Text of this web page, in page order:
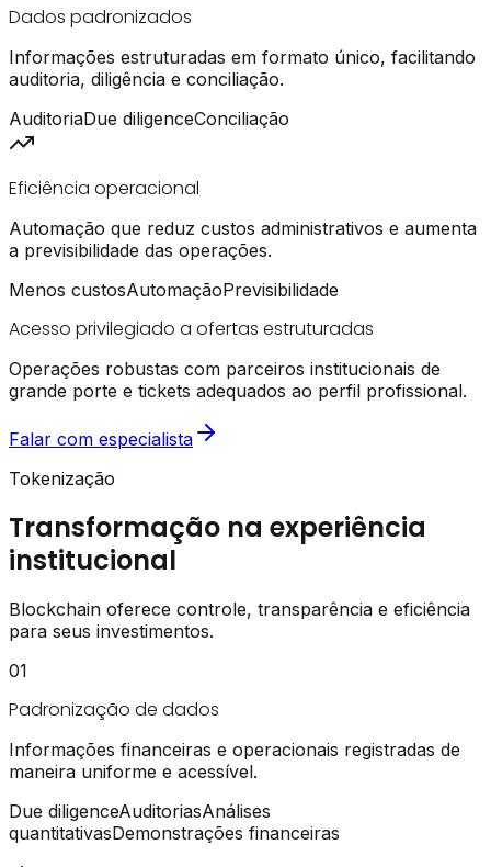
Dados padronizados
Informações estruturadas em formato único, facilitando
auditoria, diligência e conciliação.
AuditoriaDue diligenceConciliação
Eficiência operacional
Automação que reduz custos administrativos e aumenta
a previsibilidade das operações.
Menos custosAutomaçãoPrevisibilidade
Acesso privilegiado a ofertas estruturadas
Operações robustas com parceiros institucionais de
grande porte e tickets adequados ao perfil profissional.
Falar com especialista
Tokenização
Transformação na experiência
institucional
Blockchain oferece controle, transparência e eficiência
para seus investimentos.
01
Padronização de dados
Informações financeiras e operacionais registradas de
maneira uniforme e acessível.
Due diligenceAuditoriasAnálises
quantitativasDemonstrações financeiras